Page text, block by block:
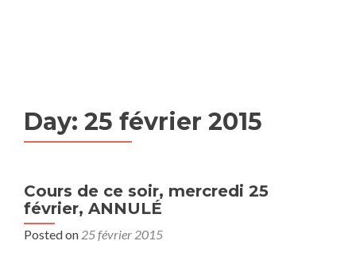
Day: 25 février 2015
Cours de ce soir, mercredi 25
février, ANNULÉ
Posted on 25 février 2015